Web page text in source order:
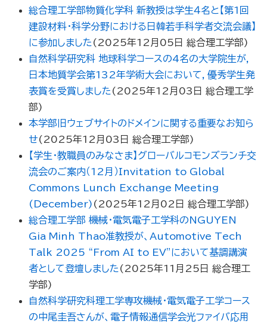
総合理工学部物質化学科 新教授は学生４名と【第1回
建設材料・科学分野における日韓若手科学者交流会議】
に参加しました ( 2025年12月05日 総合理工学部)
自然科学研究科 地球科学コースの4名の大学院生が，
日本地質学会第132年学術大会において，優秀学生発
表賞を受賞しました ( 2025年12月03日 総合理工学
部)
本学部旧ウェブサイトのドメインに関する重要なお知ら
せ( 2025年12月03日 総合理工学部)
【学生・教職員のみなさま】グローバルコモンズランチ交
流会のご案内（12月）Invitation to Global
Commons Lunch Exchange Meeting
(December) ( 2025年12月02日 総合理工学部)
総合理工学部 機械・電気電子工学科のNGUYEN
Gia Minh Thao准教授が、Automotive Tech
Talk 2025 “From AI to EV”において基調講演
者として登壇しました ( 2025年11月25日 総合理工
学部)
自然科学研究科理工学専攻機械・電気電子工学コース
の中尾圭吾さんが、電子情報通信学会光ファイバ応用